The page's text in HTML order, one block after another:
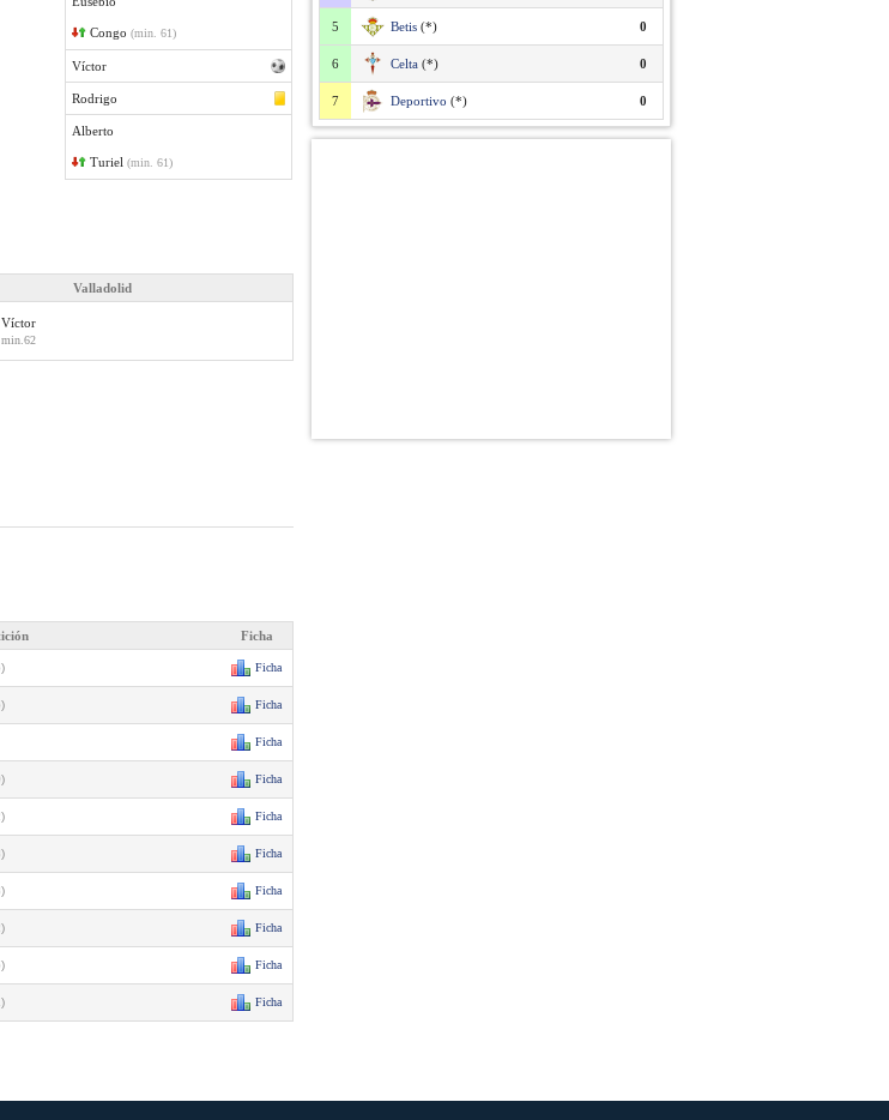
Congo (min. 61)
Víctor
Rodrigo
Alberto
Turiel (min. 61)
Valladolid
Víctor
min.62
Ficha
Ficha
Ficha
Ficha
Ficha
Ficha
Ficha
Ficha
Ficha
Ficha
Ficha
5 Betis (*) 0
6 Celta (*) 0
7 Deportivo (*) 0